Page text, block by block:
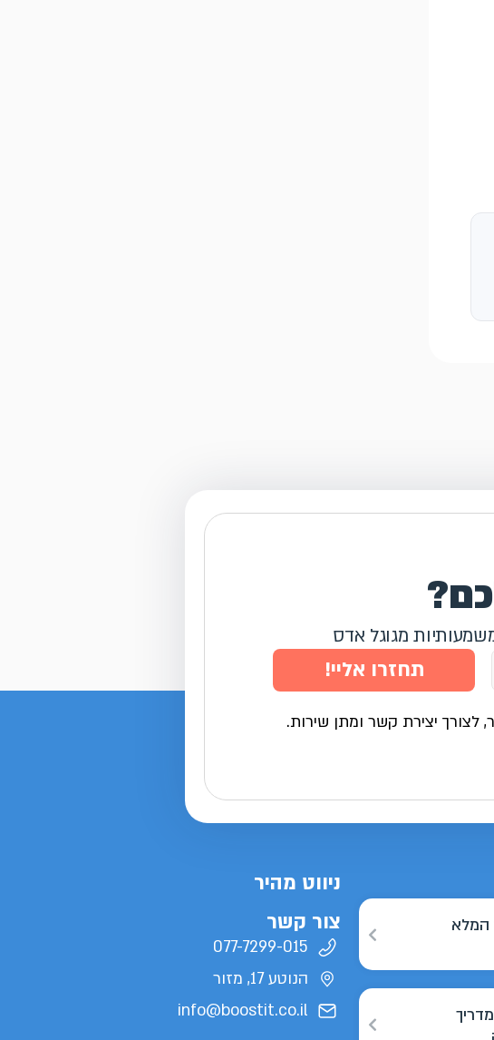
מגוגל אדס
יצירת קשר ומתן שירות.
תחזרו אליי!
המלא
ניווט מהיר
צור קשר
077-7299-015
הנוטע 17, מזור
info@boostit.co.il